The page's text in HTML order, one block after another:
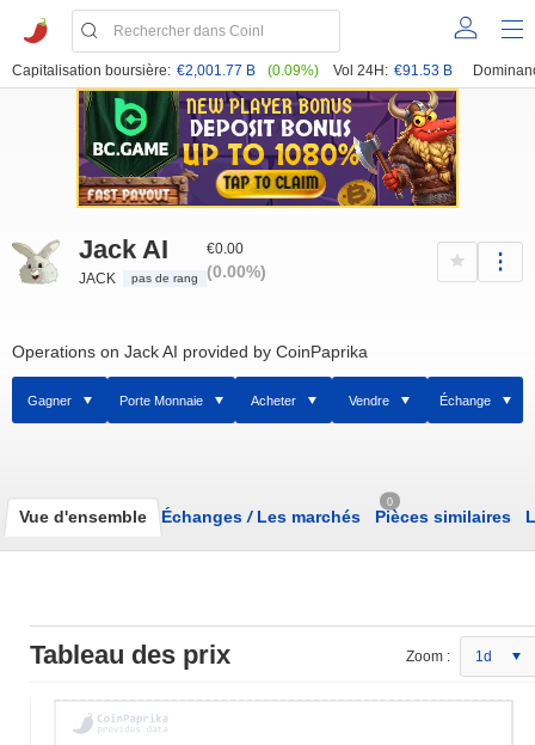
Capitalisation boursière: €2,001.77 B (0.09%) Vol 24H: €91.53 B
Jack AI
JACK pas de rang
€0.00
(0.00%)
Operations on Jack AI provided by CoinPaprika
Gagner Porte Monnaie Acheter Vendre Échange
Vue d'ensemble Échanges /Les marchés
0
Pièces similaires
Tableau des prix Zoom : 1d